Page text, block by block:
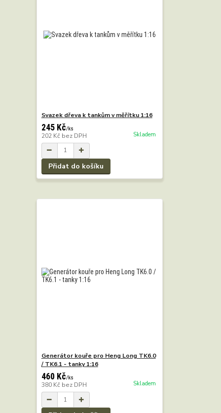
Svazek dřeva k tankům v měřítku 1:16
245 Kč/ks
202 Kč bez DPH Skladem
Přidat do košíku
Generátor kouře pro Heng Long TK6.0
/ TK6.1 - tanky 1:16
460 Kč/ks
380 Kč bez DPH Skladem